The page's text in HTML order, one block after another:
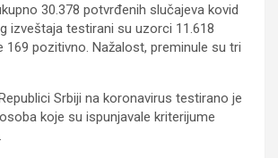
30.378 potvrđenih slučajeva kovid
izveštaja testirani su uzorci 11.618
169 pozitivno. Nažalost, preminule su tri
Srbiji na koronavirus testirano je
koje su ispunjavale kriterijume